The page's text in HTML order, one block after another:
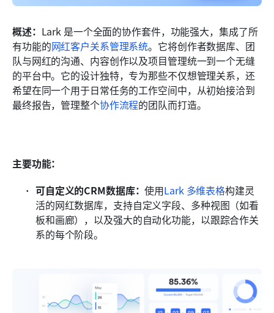
概述： Lark 是一个全面的协作套件，功能强大，集成了所
有功能的网红客户关系管理系统。它将创作者数据库、团
队与网红的沟通、内容创作以及项目管理统一到一个无缝
的平台中。它的设计独特，专为那些不仅想管理关系，还
希望在同一个用于日常任务的工作空间中，从初始接洽到
最终报告，管理整个协作流程的团队而打造。
主要功能：
可自定义的CRM数据库：使用Lark 多维表格构建灵
活的网红数据库，支持自定义字段、多种视图（如看
板和画廊），以及强大的自动化功能，以跟踪合作关
系的每个阶段。